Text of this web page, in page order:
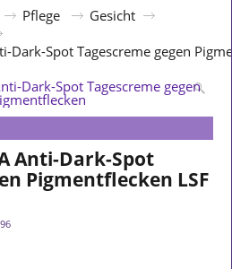
Pflege
Gesicht
Dark-Spot Tagescreme gegen
Anti-Dark-Spot
Pigmentflecken LSF